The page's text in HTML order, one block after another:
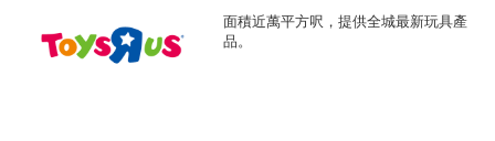
面積近萬平方呎，提供全城最新玩具產
品。